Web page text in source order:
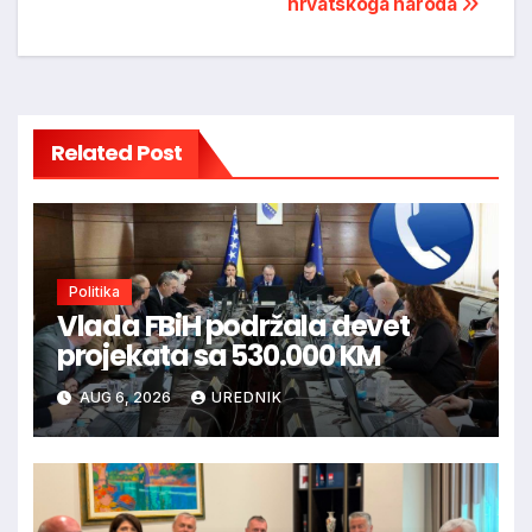
Related Post
Politika
Vlada FBiH podržala devet
projekata sa 530.000 KM
AUG 6, 2026 UREDNIK